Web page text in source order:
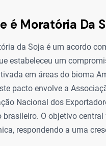
é Moratória Da
da Soja é um acordo
estabeleceu um
em áreas do bioma
pacto envolve a
Nacional dos
brasileiro. O objetivo
respondendo a uma